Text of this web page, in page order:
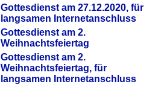
Gottesdienst am 27.12.2020, für
langsamen Internetanschluss
Gottesdienst am 2.
Weihnachtsfeiertag
Gottesdienst am 2.
Weihnachtsfeiertag, für
langsamen Internetanschluss